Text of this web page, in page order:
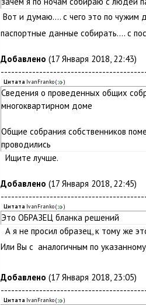
Вот и думаю.... с чего это по
паспортные данные собирать.... с
Добавлено (17 Января 2018, 22:43)
Цитата IvanFranko( )
Сведения о проведенных общих
многоквартирном доме
Общие собрания собственников
проводились
Ищите лучше.
Добавлено (17 Января 2018, 22:45)
Цитата IvanFranko( )
Это ОБРАЗЕЦ бланка решений
А я не просил образец, к тому же
Или Вы с аналогичным по
Добавлено (17 Января 2018, 23:05)
Цитата IvanFranko( )